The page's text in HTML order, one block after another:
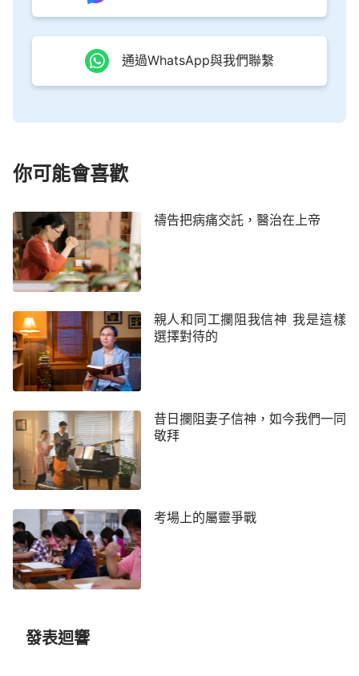
牧師說：「你已經無藥可救了。」看到牧師的回
復，我感到很可惜，心想：神的作工是常新不舊的，
如果我們憑著觀念想像，只持守聖經知識、神學理
論，能尋求到主的顯現嗎？
6月份，我回家鄉參加教會一百週年紀念會，現
們都已經成了牧師。下午聚餐時，我問其中兩個牧師
的強烈反應。其中一個牧師激動地說：「我很早以前
就聽過這個教會了，他們發的東西你可不能看，也不
能聽他們的講道，不然會被他們偷走的。」其他人也
紛紛勸我不要接觸全能神教會，還跟我講了很多反面
些動搖了，心想：他們很早就知道全能神教會，難道
他們已經考察過了？這些牧師都是當年和我一起事奉
主的人，應該不會騙我。但全能神的話語就是真理，
事呢？難道我堅持考察全能神教會錯了？我又想到之
前網上牧師發來勸阻我的話，再看看眼前的場面，我
心裡很亂，那麼多牧師長老都反對我考察全能神的作
工，我有些不知道怎麼辦才好了！最後我決定靜下來
好好想想，禱告尋求主的引導。
於是當天晚上，我把全能神教會的幾個弟兄姊妹
拉黑了，只是保留了經常給我發神話詩歌的幾個弟兄
「我不明白為什麼這麼多牧師長老抵擋、定罪全能神
通過WhatsApp與我們聯繫
你可能會喜歡
禱告把病痛交託，醫治在上帝
親人和同工攔阻我信神 我是這樣
選擇對待的
昔日攔阻妻子信神，如今我們一同
敬拜
考場上的屬靈爭戰
發表迴響